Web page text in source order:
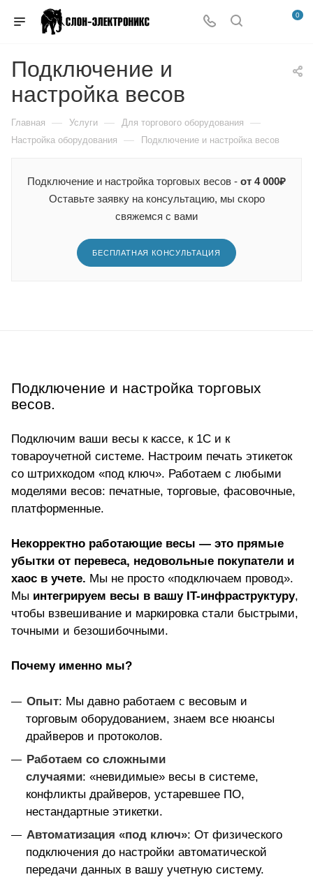
0
Подключение и
настройка весов
Главная — Услуги — Для торгового оборудования —
Настройка оборудования — Подключение и настройка весов
Подключение и настройка торговых весов - от 4 000₽
Оставьте заявку на консультацию, мы скоро
свяжемся с вами
БЕСПЛАТНАЯ КОНСУЛЬТАЦИЯ
Подключение и настройка торговых
весов.
Подключим ваши весы к кассе, к 1С и к
товароучетной системе. Настроим печать этикеток
со штрихкодом «под ключ». Работаем с любыми
моделями весов: печатные, торговые, фасовочные,
платформенные.
Некорректно работающие весы — это прямые
убытки от перевеса, недовольные покупатели и
хаос в учете. Мы не просто «подключаем провод».
Мы интегрируем весы в вашу IT-инфраструктуру,
чтобы взвешивание и маркировка стали быстрыми,
точными и безошибочными.
Почему именно мы?
Опыт: Мы давно работаем с весовым и
торговым оборудованием, знаем все нюансы
драйверов и протоколов.
Работаем со сложными
случаями: «невидимые» весы в системе,
конфликты драйверов, устаревшее ПО,
нестандартные этикетки.
Автоматизация «под ключ»: От физического
подключения до настройки автоматической
передачи данных в вашу учетную систему.